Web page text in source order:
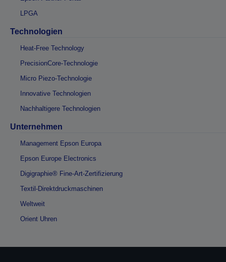
LPGA
Technologien
Heat-Free Technology
PrecisionCore-Technologie
Micro Piezo-Technologie
Innovative Technologien
Nachhaltigere Technologien
Unternehmen
Management Epson Europa
Epson Europe Electronics
Digigraphie® Fine-Art-Zertifizierung
Textil-Direktdruckmaschinen
Weltweit
Orient Uhren